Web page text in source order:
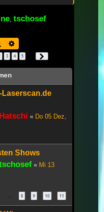
tschosef
Suche
13
3 4 5
Hatschi « Do 05 Dez,
Shows
« Mi 13
… 8 9 10 11